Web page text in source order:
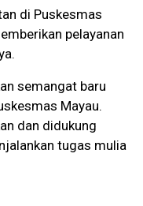
di Puskesmas
pelayanan
semangat baru
Mayau.
dan didukung
tugas mulia